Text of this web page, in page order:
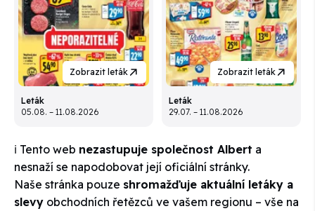
Zobrazit leták
Leták
05.08. – 11.08.2026
Zobrazit leták
Leták
29.07. – 11.08.2026
ℹ️ Tento web nezastupuje společnost Albert a
nesnaží se napodobovat její oficiální stránky.
Naše stránka pouze shromažďuje aktuální letáky a
slevy obchodních řetězců ve vašem regionu – vše na